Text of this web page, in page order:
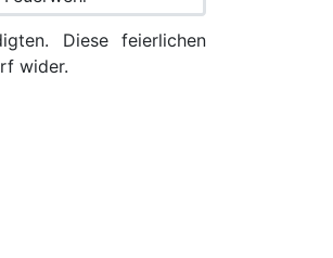
Diese feierlichen
wider.